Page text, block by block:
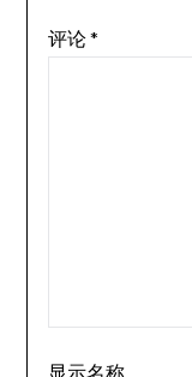
评论*
显示名称